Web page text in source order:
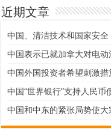
近期文章
中国、清洁技术和国家安全
中国表示已就加拿大对电
中国外国投资者希望刺激措
中国“世界银行”支持人民币
中国和中东的紧张局势使